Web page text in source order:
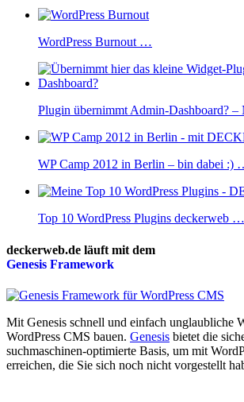
WordPress Burnout …
Plugin übernimmt Admin-Dashboard?
WP Camp 2012 in Berlin – bin dabei :)
Top 10 WordPress Plugins deckerweb …
deckerweb.de läuft mit dem
Genesis Framework
Mit Genesis schnell und einfach unglaubliche
WordPress CMS bauen. Genesis bietet die
suchmaschinen-optimierte Basis, um mit
erreichen, die Sie sich noch nicht vorgestellt